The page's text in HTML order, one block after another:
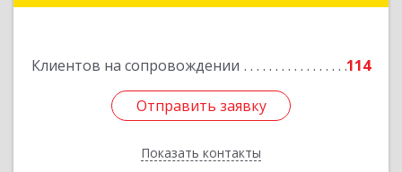
Клиентов на сопровождении 114
Отправить заявку
Показать контакты
Отправить заявку
Назад